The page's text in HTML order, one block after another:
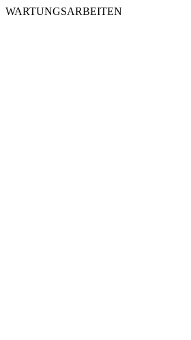
WARTUNGSARBEITEN